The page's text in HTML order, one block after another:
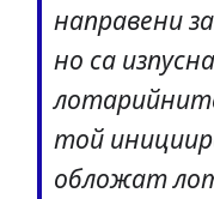
направени
но са
той
обложат